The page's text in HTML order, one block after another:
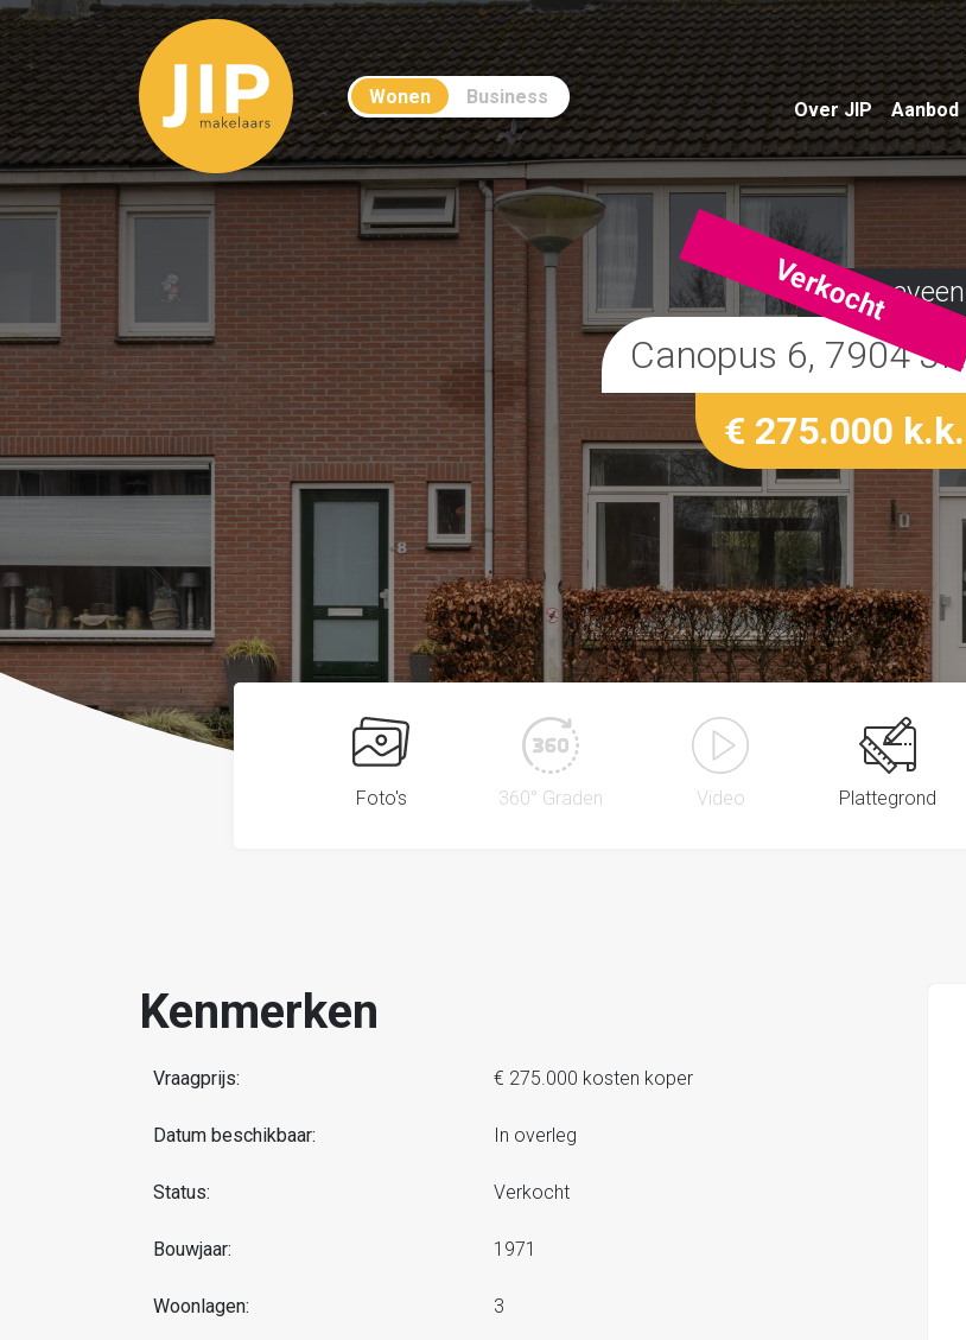
Wonen Business
Over JIP Aanbod
Hoogeveen
Verkocht
Canopus 6, 7904 JR
€ 275.000 k.k.
Foto's 360° Graden Video Plattegrond
Kenmerken
Vraagprijs: € 275.000 kosten koper
Datum beschikbaar: In overleg
Status: Verkocht
Bouwjaar: 1971
Woonlagen: 3